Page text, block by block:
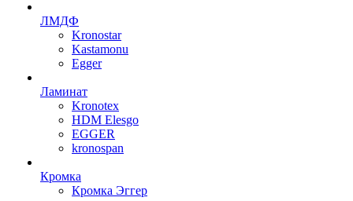
ЛМДФ
Kronostar
Kastamonu
Egger
Ламинат
Kronotex
HDM Elesgo
EGGER
kronospan
Кромка
Кромка Эггер